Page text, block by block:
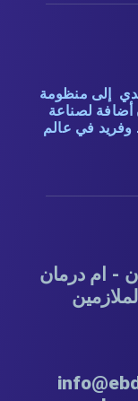
إلى منظومة
أضافة لصناعة
وفريد في عالم
- ام درمان